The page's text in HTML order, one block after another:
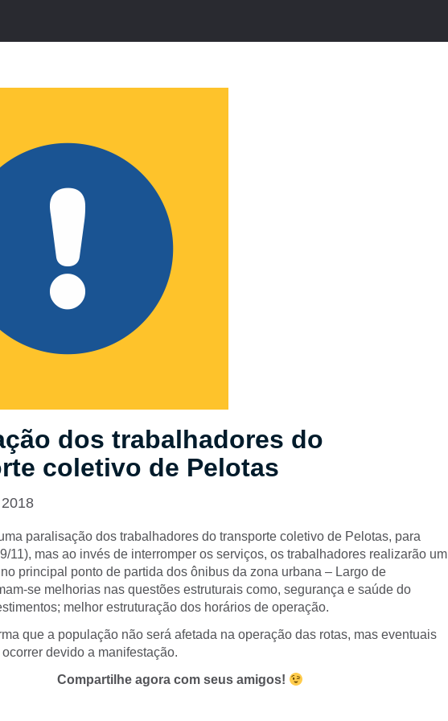
dos trabalhadores do
coletivo de Pelotas
paralisação dos trabalhadores do transporte coletivo de Pelotas, para
11), mas ao invés de interromper os serviços, os trabalhadores realizarão um
principal ponto de partida dos ônibus da zona urbana – Largo de
se melhorias nas questões estruturais como, segurança e saúde do
melhor estruturação dos horários de operação.
que a população não será afetada na operação das rotas, mas eventuais
devido a manifestação.
Compartilhe agora com seus amigos!